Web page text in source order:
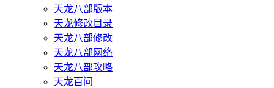
天龙八部版本
天龙修改目录
天龙八部修改
天龙八部网络
天龙八部攻略
天龙百问